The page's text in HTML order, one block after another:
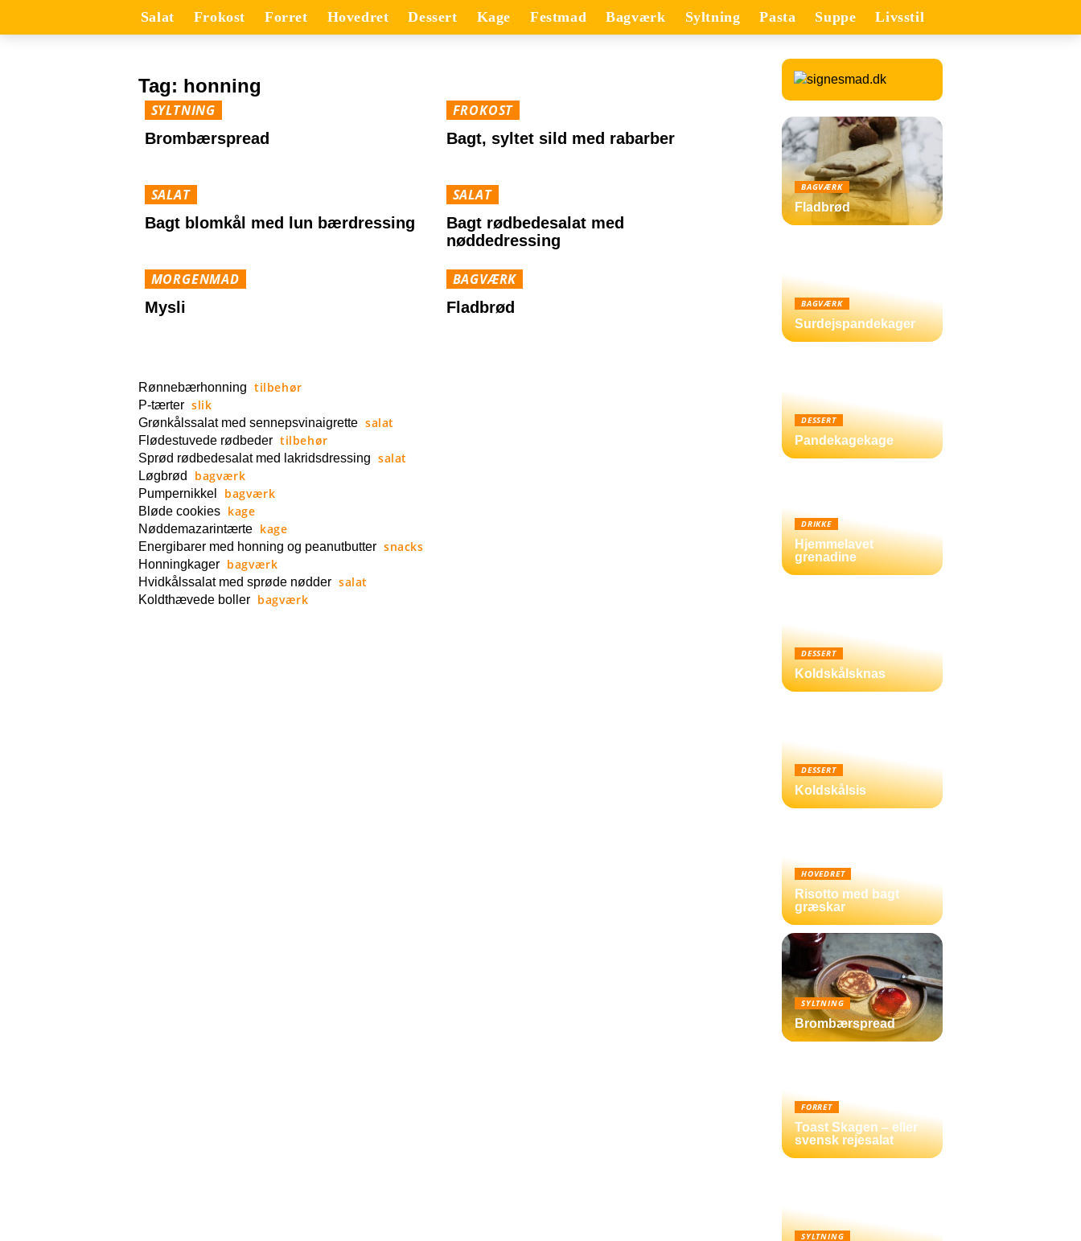
Salat Frokost Forret Hovedret Dessert Kage Festmad Bagværk Syltning Pasta Suppe Livsstil
Tag: honning
SYLTNING
Brombærspread
FROKOST
Bagt, syltet sild med rabarber
SALAT
Bagt blomkål med lun bærdressing
SALAT
Bagt rødbedesalat med
nøddedressing
MORGENMAD
Mysli
BAGVÆRK
Fladbrød
Rønnebærhonning tilbehør
P-tærter slik
Grønkålssalat med sennepsvinaigrette salat
Flødestuvede rødbeder tilbehør
Sprød rødbedesalat med lakridsdressing salat
Løgbrød bagværk
Pumpernikkel bagværk
Bløde cookies kage
Nøddemazarintærte kage
Energibarer med honning og peanutbutter snacks
Honningkager bagværk
Hvidkålssalat med sprøde nødder salat
Koldthævede boller bagværk
BAGVÆRK
Fladbrød
BAGVÆRK
Surdejspandekager
DESSERT
Pandekagekage
DRIKKE
Hjemmelavet
grenadine
DESSERT
Koldskålsknas
DESSERT
Koldskålsis
HOVEDRET
Risotto med bagt
græskar
SYLTNING
Brombærspread
FORRET
Toast Skagen – eller
svensk rejesalat
SYLTNING